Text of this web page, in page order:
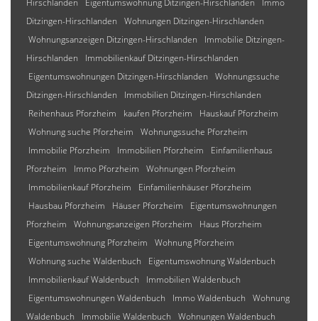
Hirschlanden
Eigentumswohnung Ditzingen-Hirschlanden
Immo
Ditzingen-Hirschlanden
Wohnungen Ditzingen-Hirschlanden
Wohnungsanzeigen Ditzingen-Hirschlanden
Immobilie Ditzingen-
Hirschlanden
Immobilienkauf Ditzingen-Hirschlanden
Eigentumswohnungen Ditzingen-Hirschlanden
Wohnungssuche
Ditzingen-Hirschlanden
Immobilien Ditzingen-Hirschlanden
Reihenhaus Pforzheim
kaufen Pforzheim
Hauskauf Pforzheim
Wohnung suche Pforzheim
Wohnungssuche Pforzheim
Immobilie Pforzheim
Immobilien Pforzheim
Einfamilienhaus
Pforzheim
Immo Pforzheim
Wohnungen Pforzheim
Immobilienkauf Pforzheim
Einfamilienhäuser Pforzheim
Hausbau Pforzheim
Häuser Pforzheim
Eigentumswohnungen
Pforzheim
Wohnungsanzeigen Pforzheim
Haus Pforzheim
Eigentumswohnung Pforzheim
Wohnung Pforzheim
Wohnung suche Waldenbuch
Eigentumswohnung Waldenbuch
Immobilienkauf Waldenbuch
Immobilien Waldenbuch
Eigentumswohnungen Waldenbuch
Immo Waldenbuch
Wohnung
Waldenbuch
Immobilie Waldenbuch
Wohnungen Waldenbuch